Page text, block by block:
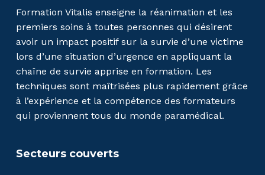
Formation Vitalis enseigne la réanimation et les
premiers soins à toutes personnes qui désirent
avoir un impact positif sur la survie d’une victime
lors d’une situation d’urgence en appliquant la
chaîne de survie apprise en formation. Les
techniques sont maîtrisées plus rapidement grâce
à l’expérience et la compétence des formateurs
qui proviennent tous du monde paramédical.
Secteurs couverts